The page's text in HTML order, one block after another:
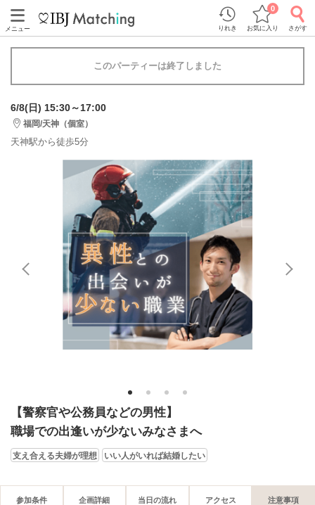
メニュー りれき お気に入り
0
さがす
このパーティーは終了しました
6/8(日) 15:30～17:00
福岡/天神（個室）
天神駅から徒歩5分
1 2 3 4
【警察官や公務員などの男性】
職場での出逢いが少ないみなさまへ
支え合える夫婦が理想 いい人がいれば結婚したい
参加条件 企画詳細 当日の流れ アクセス 注意事項